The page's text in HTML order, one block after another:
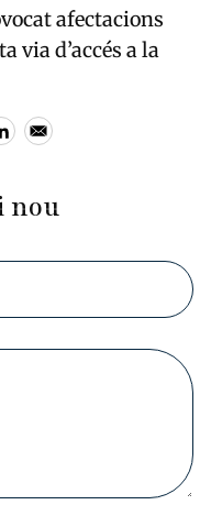
afectacions
via d’accés a la
nou